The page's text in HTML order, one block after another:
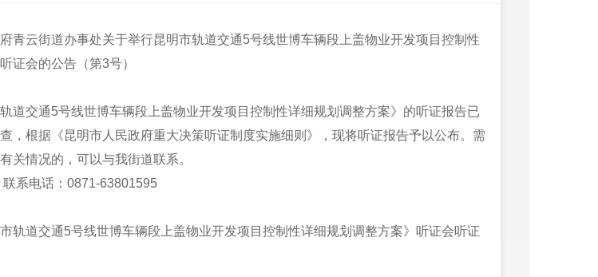
青云街道办事处关于举行昆明市轨道交通5号线世博车辆段 上盖物业开发项目控制性
听证会的公告 （第3号）
道交通5号线世博车辆段上盖物业开发项目控制性详细规划调整方案》的听证报告已
，根据《昆明市人民政府重大决策听证制度实施细则》，现将听证报告予以公布。需
关情况的，可以与我街道联系。
系电话：0871-63801595
轨道交通5号线世博车辆段上盖物业开发项目控制性详细规划调整方案》听证会听证